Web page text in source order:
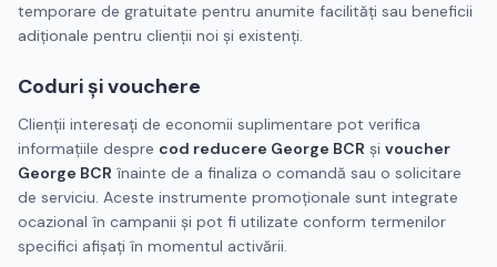
temporare de gratuitate pentru anumite facilități sau beneficii
adiționale pentru clienții noi și existenți.
Coduri și vouchere
Clienții interesați de economii suplimentare pot verifica
informațiile despre cod reducere George BCR și voucher
George BCR înainte de a finaliza o comandă sau o solicitare
de serviciu. Aceste instrumente promoționale sunt integrate
ocazional în campanii și pot fi utilizate conform termenilor
specifici afișați în momentul activării.